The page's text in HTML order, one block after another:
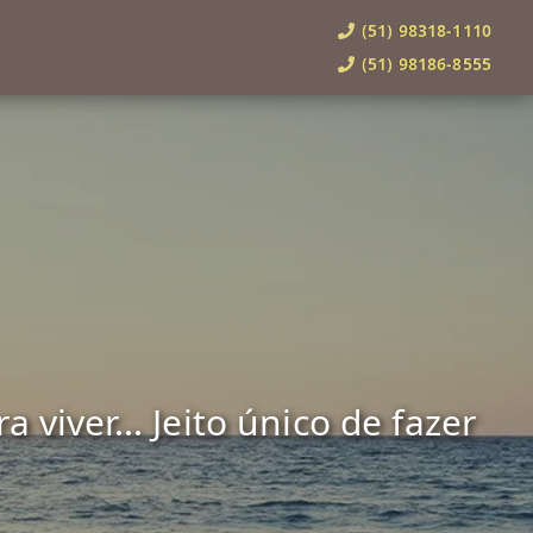
(51) 98318-1110
(51) 98186-8555
viver... Jeito único de fazer